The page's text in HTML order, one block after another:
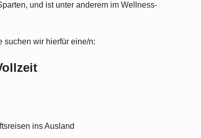
und ist unter anderem im Wellness-
suchen wir hierfür eine/n:
ins Ausland